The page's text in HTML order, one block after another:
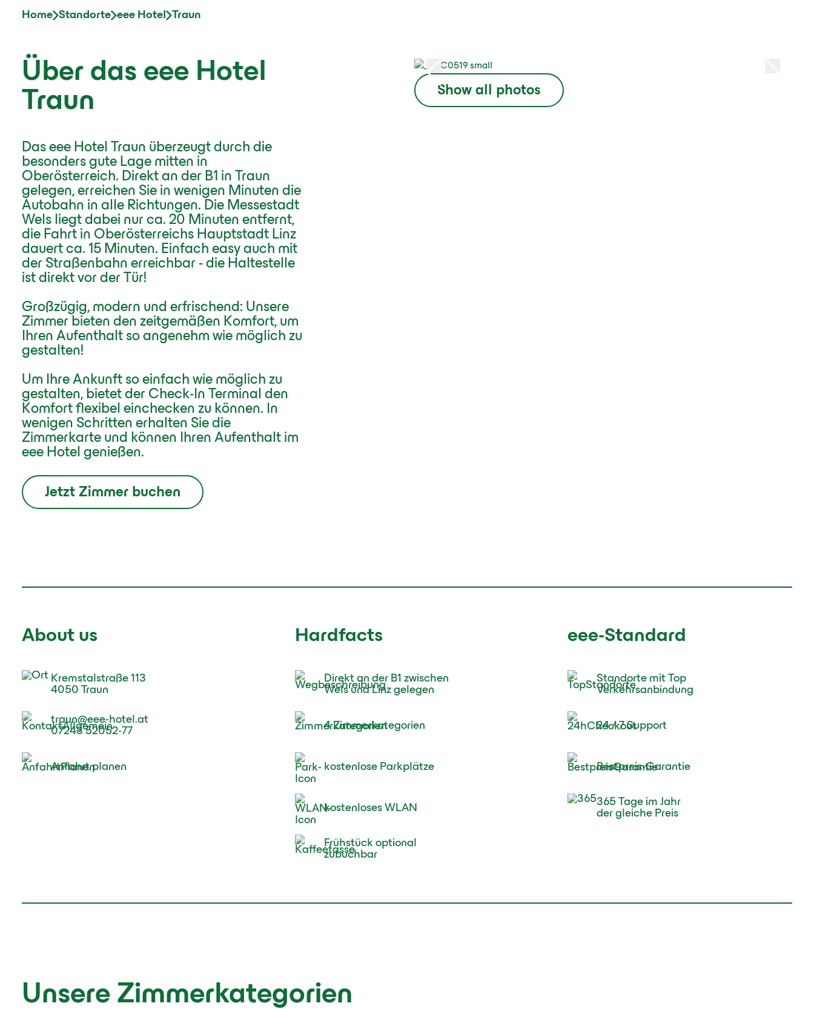
Home Standorte eee Hotel Traun
Über das eee Hotel
Traun
Das eee Hotel Traun überzeugt durch die
besonders gute Lage mitten in
Oberösterreich. Direkt an der B1 in Traun
gelegen, erreichen Sie in wenigen Minuten die
Autobahn in alle Richtungen. Die Messestadt
Wels liegt dabei nur ca. 20 Minuten entfernt,
die Fahrt in Oberösterreichs Hauptstadt Linz
dauert ca. 15 Minuten. Einfach easy auch mit
der Straßenbahn erreichbar - die Haltestelle
ist direkt vor der Tür!
Großzügig, modern und erfrischend: Unsere
Zimmer bieten den zeitgemäßen Komfort, um
Ihren Aufenthalt so angenehm wie möglich zu
gestalten!
Um Ihre Ankunft so einfach wie möglich zu
gestalten, bietet der Check-In Terminal den
Komfort flexibel einchecken zu können. In
wenigen Schritten erhalten Sie die
Zimmerkarte und können Ihren Aufenthalt im
eee Hotel genießen.
Jetzt Zimmer buchen
Show all photos
About us
Kremstalstraße 113
4050 Traun
traun@eee-hotel.at
07243 52052-77
Anfahrt planen
Hardfacts
Direkt an der B1 zwischen
Wels und Linz gelegen
4 Zimmerkategorien
kostenlose Parkplätze
kostenloses WLAN
Frühstück optional
zubuchbar
eee-Standard
Standorte mit Top
Verkehrsanbindung
24 / 7 Support
Bestpreis-Garantie
365 Tage im Jahr
der gleiche Preis
Unsere Zimmerkategorien